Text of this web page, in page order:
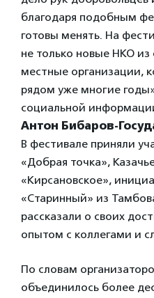
благодаря подобным
готовы менять. На
не только новые НКО из
местные организации,
рядом уже многие
социальной
Антон Бибаров-
В фестивале приняли
«Добрая точка»,
«Кирсановское»,
«Старинный» из
рассказали о своих
опытом с коллегами и
По словам
объединилось более